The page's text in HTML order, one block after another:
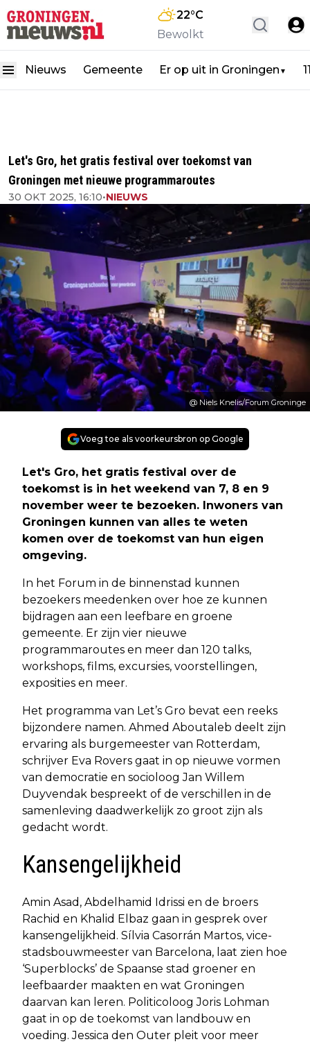
22°C
Bewolkt
Nieuws Gemeente Er op uit in Groningen ▼
Let's Gro, het gratis festival over toekomst van
Groningen met nieuwe programmaroutes
30 OKT 2025, 16:10•NIEUWS
@ Niels Knelis/Forum Groninge
Voeg toe als voorkeursbron op Google
Let's Gro, het gratis festival over de
toekomst is in het weekend van 7, 8 en 9
november weer te bezoeken. Inwoners van
Groningen kunnen van alles te weten
komen over de toekomst van hun eigen
omgeving.
In het Forum in de binnenstad kunnen
bezoekers meedenken over hoe ze kunnen
bijdragen aan een leefbare en groene
gemeente. Er zijn vier nieuwe
programmaroutes en meer dan 120 talks,
workshops, films, excursies, voorstellingen,
exposities en meer.
Het programma van Let’s Gro bevat een reeks
bijzondere namen. Ahmed Aboutaleb deelt zijn
ervaring als burgemeester van Rotterdam,
schrijver Eva Rovers gaat in op nieuwe vormen
van democratie en socioloog Jan Willem
Duyvendak bespreekt of de verschillen in de
samenleving daadwerkelijk zo groot zijn als
gedacht wordt.
Kansengelijkheid
Amin Asad, Abdelhamid Idrissi en de broers
Rachid en Khalid Elbaz gaan in gesprek over
kansengelijkheid. Sílvia Casorrán Martos, vice-
stadsbouwmeester van Barcelona, laat zien hoe
‘Superblocks’ de Spaanse stad groener en
leefbaarder maakten en wat Groningen
daarvan kan leren. Politicoloog Joris Lohman
gaat in op de toekomst van landbouw en
voeding. Jessica den Outer pleit voor meer